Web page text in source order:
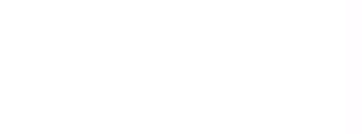
są z jednej strony bardzo efektywne, z drugiej
przy Massachusets Institute of
Swoją koncepcję nazwali